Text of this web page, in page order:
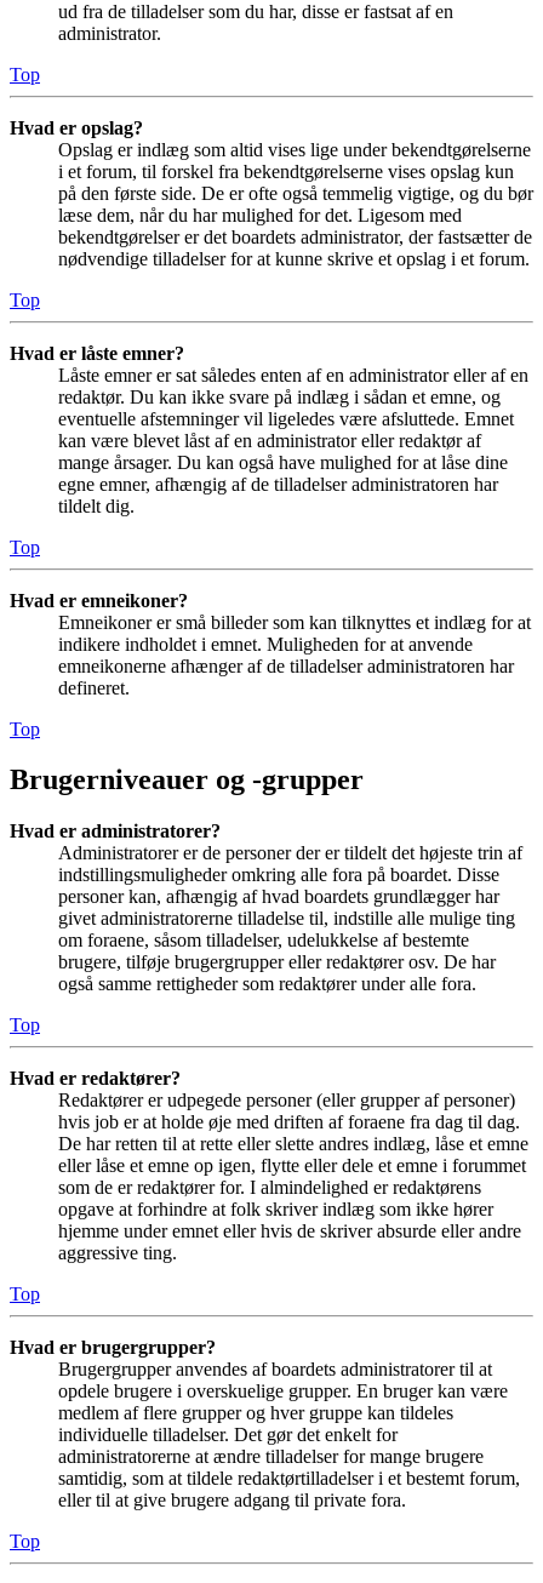
ud fra de tilladelser som du har, disse er fastsat af en
administrator.
Top
Hvad er opslag?
Opslag er indlæg som altid vises lige under bekendtgørelserne
i et forum, til forskel fra bekendtgørelserne vises opslag kun
på den første side. De er ofte også temmelig vigtige, og du bør
læse dem, når du har mulighed for det. Ligesom med
bekendtgørelser er det boardets administrator, der fastsætter de
nødvendige tilladelser for at kunne skrive et opslag i et forum.
Top
Hvad er låste emner?
Låste emner er sat således enten af en administrator eller af en
redaktør. Du kan ikke svare på indlæg i sådan et emne, og
eventuelle afstemninger vil ligeledes være afsluttede. Emnet
kan være blevet låst af en administrator eller redaktør af
mange årsager. Du kan også have mulighed for at låse dine
egne emner, afhængig af de tilladelser administratoren har
tildelt dig.
Top
Hvad er emneikoner?
Emneikoner er små billeder som kan tilknyttes et indlæg for at
indikere indholdet i emnet. Muligheden for at anvende
emneikonerne afhænger af de tilladelser administratoren har
defineret.
Top
Brugerniveauer og -grupper
Hvad er administratorer?
Administratorer er de personer der er tildelt det højeste trin af
indstillingsmuligheder omkring alle fora på boardet. Disse
personer kan, afhængig af hvad boardets grundlægger har
givet administratorerne tilladelse til, indstille alle mulige ting
om foraene, såsom tilladelser, udelukkelse af bestemte
brugere, tilføje brugergrupper eller redaktører osv. De har
også samme rettigheder som redaktører under alle fora.
Top
Hvad er redaktører?
Redaktører er udpegede personer (eller grupper af personer)
hvis job er at holde øje med driften af foraene fra dag til dag.
De har retten til at rette eller slette andres indlæg, låse et emne
eller låse et emne op igen, flytte eller dele et emne i forummet
som de er redaktører for. I almindelighed er redaktørens
opgave at forhindre at folk skriver indlæg som ikke hører
hjemme under emnet eller hvis de skriver absurde eller andre
aggressive ting.
Top
Hvad er brugergrupper?
Brugergrupper anvendes af boardets administratorer til at
opdele brugere i overskuelige grupper. En bruger kan være
medlem af flere grupper og hver gruppe kan tildeles
individuelle tilladelser. Det gør det enkelt for
administratorerne at ændre tilladelser for mange brugere
samtidig, som at tildele redaktørtilladelser i et bestemt forum,
eller til at give brugere adgang til private fora.
Top